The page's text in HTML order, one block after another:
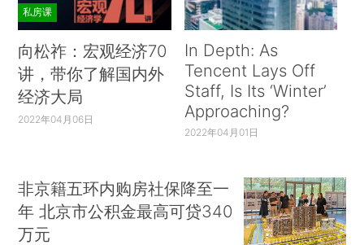
私房课
向松祚：宏观经济70
讲，带你了解国内外
经济大局
2022年04月06日
In Depth: As
Tencent Lays Off
Staff, Is Its ‘Winter’
Approaching?
2022年04月01日
非京籍五环内购房社保降至一
年 北京市公积金最高可贷340
万元